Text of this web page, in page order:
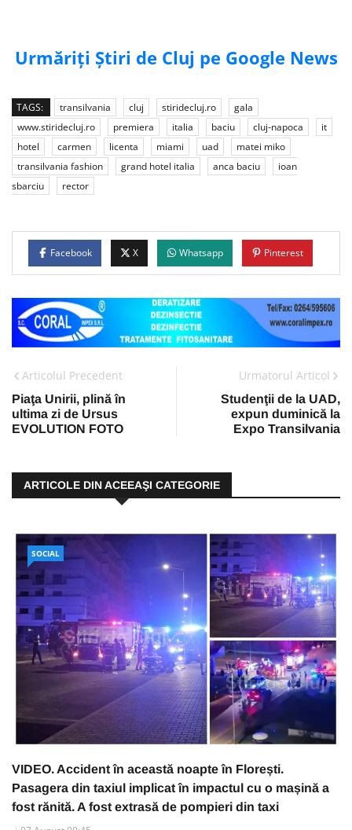
Urmăriți Știri de Cluj pe Google News
TAGS: transilvania cluj stiridecluj.ro
gala
www.stiridecluj.ro
premiera italia baciu cluj-napoca
it
hotel
carmen licenta miami uad
matei miko
transilvania fashion
grand hotel italia anca baciu
ioan
sbarciu
rector
Facebook X Whatsapp Pinterest
Articolul Precedent
Piaţa Unirii, plină în
ultima zi de Ursus
EVOLUTION FOTO
Urmatorul Articol
Studenţii de la UAD,
expun duminică la
Expo Transilvania
ARTICOLE DIN ACEEAŞI CATEGORIE
SOCIAL
VIDEO. Accident în această noapte în Florești.
Pasagera din taxiul implicat în impactul cu o mașină a
fost rănită. A fost extrasă de pompieri din taxi